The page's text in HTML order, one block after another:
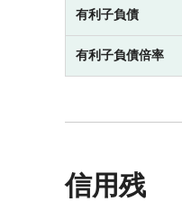
有利子負債
有利子負債倍率
信用残